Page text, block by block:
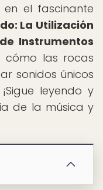
el fascinante
La Utilización
Instrumentos
cómo las rocas
sonidos únicos
leyendo y
de la música y